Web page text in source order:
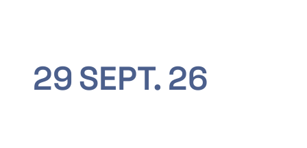
29SEPT. 26